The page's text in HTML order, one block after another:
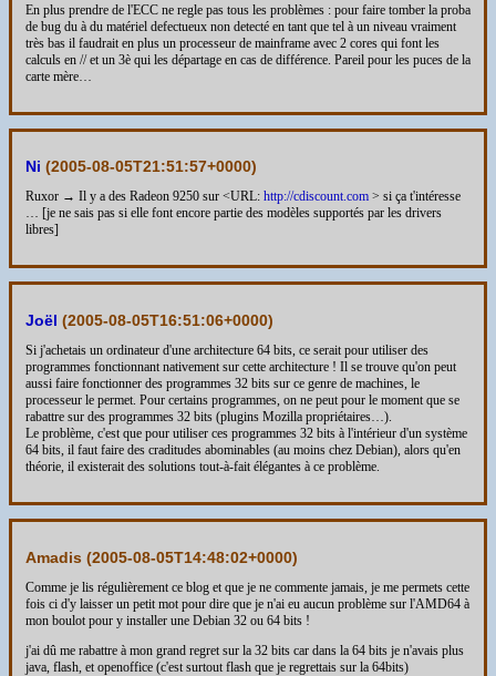
En plus prendre de l'ECC ne regle pas tous les problèmes : pour faire tomber la proba
de bug du à du matériel defectueux non detecté en tant que tel à un niveau vraiment
très bas il faudrait en plus un processeur de mainframe avec 2 cores qui font les
calculs en // et un 3è qui les départage en cas de différence. Pareil pour les puces de la
carte mère…
Ni (2005-08-05T21:51:57+0000)
Ruxor → Il y a des Radeon 9250 sur <URL: http://cdiscount.com > si ça t'intéresse
… [je ne sais pas si elle font encore partie des modèles supportés par les drivers
libres]
Joël (2005-08-05T16:51:06+0000)
Si j'achetais un ordinateur d'une architecture 64 bits, ce serait pour utiliser des
programmes fonctionnant nativement sur cette architecture ! Il se trouve qu'on peut
aussi faire fonctionner des programmes 32 bits sur ce genre de machines, le
processeur le permet. Pour certains programmes, on ne peut pour le moment que se
rabattre sur des programmes 32 bits (plugins Mozilla propriétaires…).
Le problème, c'est que pour utiliser ces programmes 32 bits à l'intérieur d'un système
64 bits, il faut faire des craditudes abominables (au moins chez Debian), alors qu'en
théorie, il existerait des solutions tout-à-fait élégantes à ce problème.
Amadis (2005-08-05T14:48:02+0000)
Comme je lis régulièrement ce blog et que je ne commente jamais, je me permets cette
fois ci d'y laisser un petit mot pour dire que je n'ai eu aucun problème sur l'AMD64 à
mon boulot pour y installer une Debian 32 ou 64 bits !
j'ai dû me rabattre à mon grand regret sur la 32 bits car dans la 64 bits je n'avais plus
java, flash, et openoffice (c'est surtout flash que je regrettais sur la 64bits)